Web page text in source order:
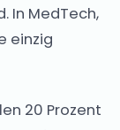
In MedTech,
einzig
20 Prozent